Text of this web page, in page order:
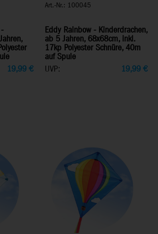
19,99 €
Art.-Nr.: 100045
Eddy Rainbow - Kinderdrachen,
ab 5 Jahren, 68x68cm, inkl.
17kp Polyester Schnüre, 40m
auf Spule
UVP:
19,99€